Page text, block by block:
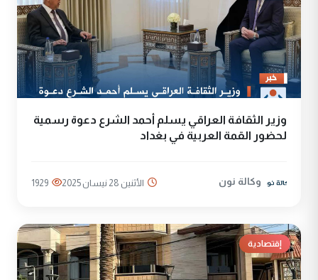
وزير الثقافة العراقي يسلم أحمد الشرع دعوة رسمية
لحضور القمة العربية في بغداد
وكالة نون الأثنين 28 نيسان 2025 1929
إقتصادية